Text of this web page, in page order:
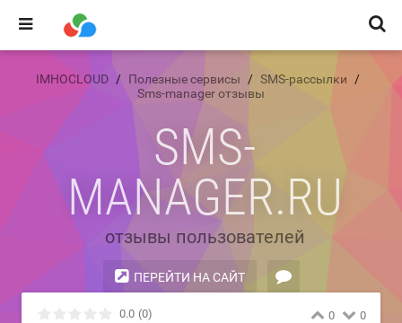
IMHOCLOUD Полезные сервисы
SMS-рассылки
Sms-manager отзывы
SMS-
MANAGER.RU
отзывы пользователей
ПЕРЕЙТИ НА САЙТ
ВЫ ПРЕДСТАВИТЕЛЬ?
0.0 (0) 0 0